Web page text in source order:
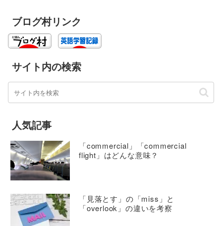
ブログ村リンク
サイト内の検索
人気記事
「commercial」「commercial
flight」はどんな意味？
「見落とす」の「miss」と
「overlook」の違いを考察